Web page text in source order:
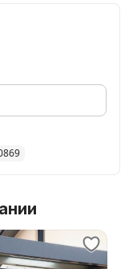
(0 %);
(33) 357 3 357.